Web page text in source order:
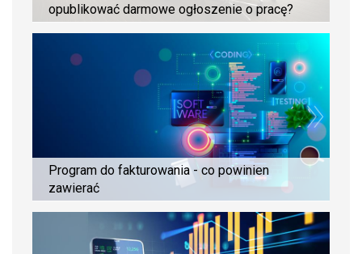
opublikować darmowe ogłoszenie o pracę?
Program do fakturowania - co powinien
zawierać